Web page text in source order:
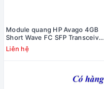
Module quang HP Avago 4GB
Short Wave FC SFP Transceiver
#416729-001
Liên hệ